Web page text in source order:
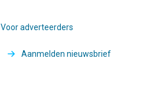
Voor adverteerders
Aanmelden nieuwsbrief